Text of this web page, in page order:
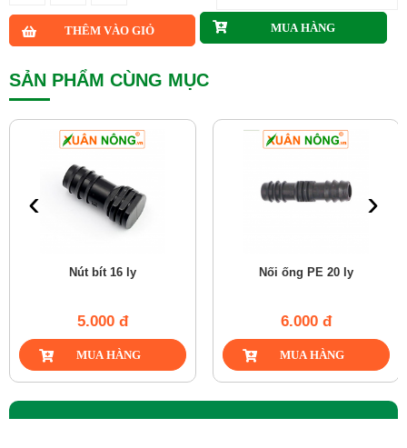
SẢN PHẨM CÙNG MỤC
Nút bít 16 ly
5.000 đ
Nối ống PE 20 ly
6.000 đ
‹ ›